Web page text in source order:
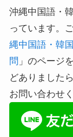
沖縄中国語・
っています。
縄中国語・韓
問 」のページ
どありました
お問い合わせ